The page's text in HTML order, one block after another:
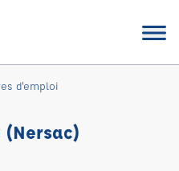
d'emploi
(Nersac)